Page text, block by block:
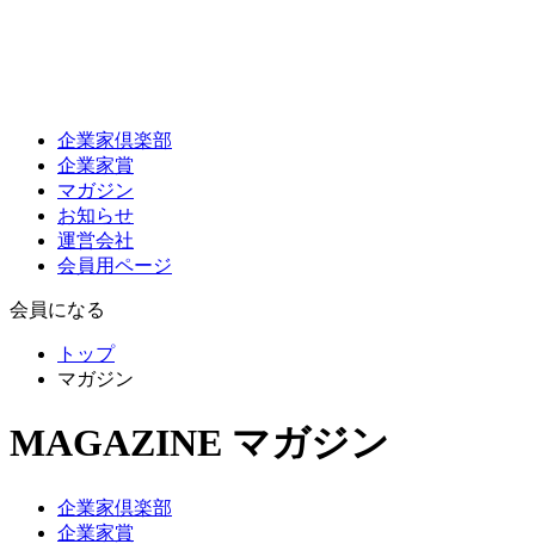
企業家倶楽部
企業家賞
マガジン
お知らせ
運営会社
会員用ページ
会員になる
トップ
マガジン
MAGAZINE マガジン
企業家倶楽部
企業家賞